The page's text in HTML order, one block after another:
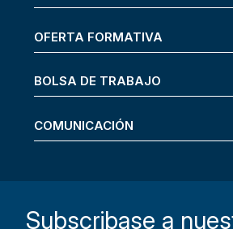
OFERTA FORMATIVA
BOLSA DE TRABAJO
COMUNICACIÓN
Subscribase a